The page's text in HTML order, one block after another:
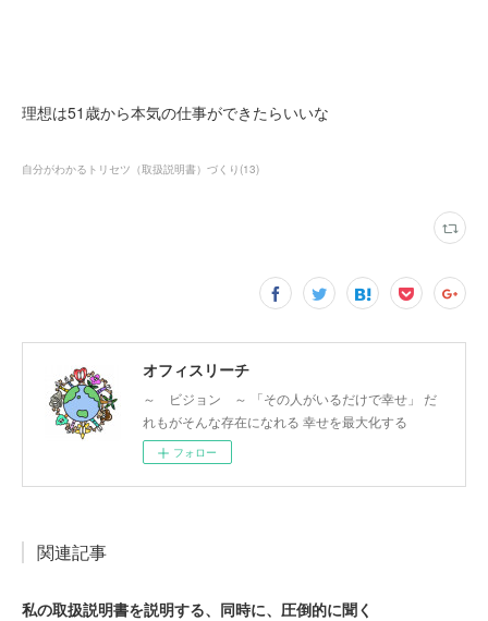
理想は51歳から本気の仕事ができたらいいな
自分がわかるトリセツ（取扱説明書）づくり (13)
オフィスリーチ
～ ビジョン ～ 「その人がいるだけで幸せ」 だ
れもがそんな存在になれる 幸せを最大化する
フォロー
関連記事
私の取扱説明書を説明する、同時に、圧倒的に聞く